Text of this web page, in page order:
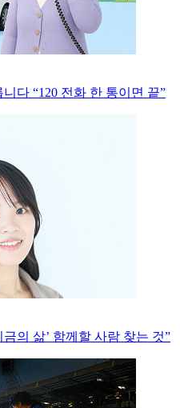
다 “120 전화 한 통이면 끝”
금의 삶’ 함께할 사람 찾는 것”